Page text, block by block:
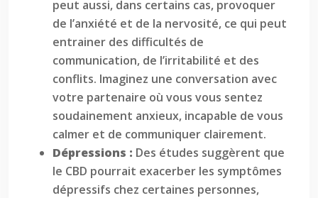
peut aussi, dans certains cas, provoquer
de l’anxiété et de la nervosité, ce qui peut
entrainer des difficultés de
communication, de l’irritabilité et des
conflits. Imaginez une conversation avec
votre partenaire où vous vous sentez
soudainement anxieux, incapable de vous
calmer et de communiquer clairement.
Dépressions : Des études suggèrent que
le CBD pourrait exacerber les symptômes
dépressifs chez certaines personnes,